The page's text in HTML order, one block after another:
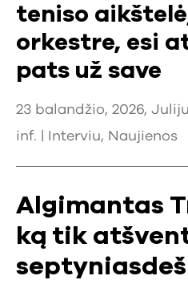
teniso
orkestre, esi
pats už save
23 balandžio, 2026,
inf. |
Interviu, Naujienos
Algimantas
ką tik